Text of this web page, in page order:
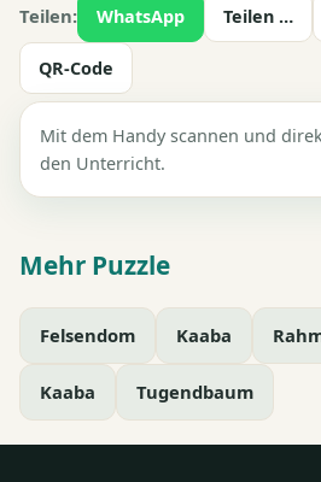
Teilen: WhatsApp Teilen …
QR-Code
Mit dem Handy scannen und
den Unterricht.
Mehr Puzzle
Felsendom Kaaba
Kaaba Tugendbaum